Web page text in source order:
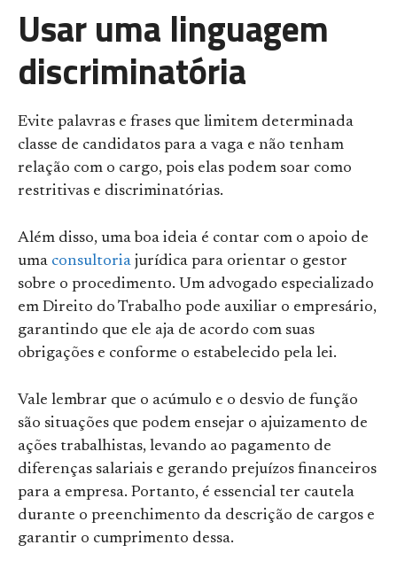
Usar uma linguagem
discriminatória
Evite palavras e frases que limitem determinada
classe de candidatos para a vaga e não tenham
relação com o cargo, pois elas podem soar como
restritivas e discriminatórias.
Além disso, uma boa ideia é contar com o apoio de
uma consultoria jurídica para orientar o gestor
sobre o procedimento. Um advogado especializado
em Direito do Trabalho pode auxiliar o empresário,
garantindo que ele aja de acordo com suas
obrigações e conforme o estabelecido pela lei.
Vale lembrar que o acúmulo e o desvio de função
são situações que podem ensejar o ajuizamento de
ações trabalhistas, levando ao pagamento de
diferenças salariais e gerando prejuízos financeiros
para a empresa. Portanto, é essencial ter cautela
durante o preenchimento da descrição de cargos e
garantir o cumprimento dessa.